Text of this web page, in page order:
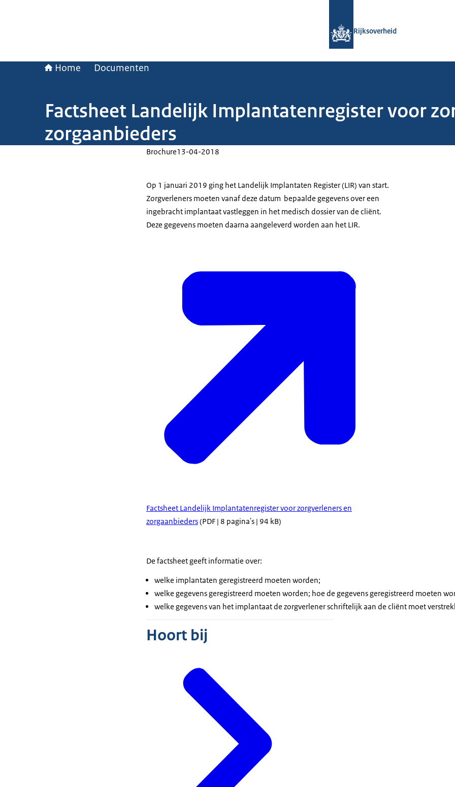
Rijksoverheid
Home Documenten
Factsheet Landelijk Implantatenregister voor
zorgaanbieders
Brochure13-04-2018
Op 1 januari 2019 ging het Landelijk Implantaten Register (LIR) van start.
Zorgverleners moeten vanaf deze datum bepaalde gegevens over een
ingebracht implantaat vastleggen in het medisch dossier van de cliënt.
Deze gegevens moeten daarna aangeleverd worden aan het LIR.
Factsheet Landelijk Implantatenregister voor zorgverleners en
zorgaanbieders(PDF | 8 pagina's | 94 kB)
De factsheet geeft informatie over:
welke implantaten geregistreerd moeten worden;
welke gegevens geregistreerd moeten worden; hoe de gegevens geregistreerd moeten
welke gegevens van het implantaat de zorgverlener schriftelijk aan de cliënt moet
Hoort bij